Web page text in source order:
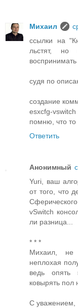
Михаил
ссылки на
льстят, но
судя по
создание
esxcfg-vswitch
помню, что
Ответить
Анонимный
Yuri, ваш
от того, что
vSwitch
ли разница...
* * *
Михаил, не
неплохая
ведь опять
ковырять пол
С уважением,